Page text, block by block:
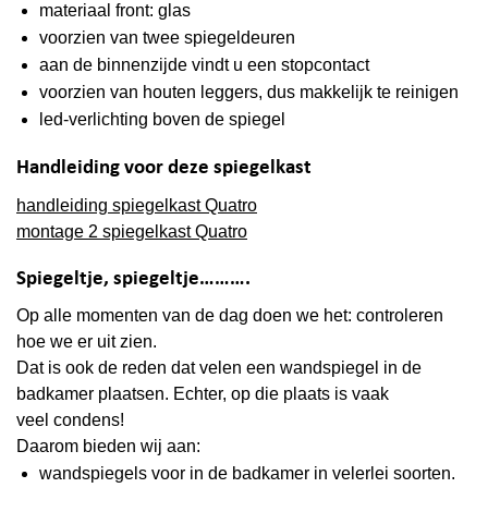
materiaal front: glas
voorzien van twee spiegeldeuren
aan de binnenzijde vindt u een stopcontact
voorzien van houten leggers, dus makkelijk te reinigen
led-verlichting boven de spiegel
Handleiding voor deze spiegelkast
handleiding spiegelkast Quatro
montage 2 spiegelkast Quatro
Spiegeltje, spiegeltje……….
Op alle momenten van de dag doen we het: controleren
hoe we er uit zien.
Dat is ook de reden dat velen een wandspiegel in de
badkamer plaatsen. Echter, op die plaats is vaak
veel condens!
Daarom bieden wij aan:
wandspiegels voor in de badkamer in velerlei soorten.